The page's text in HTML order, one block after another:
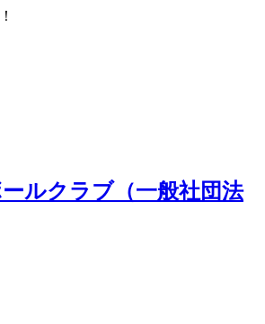
ルクラブ（一般社団法